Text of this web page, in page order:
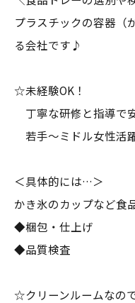
プラスチックの容器（
る会社です♪
☆未経験OK！
丁寧な研修と指導で
若手～ミドル女性活
＜具体的には…＞
かき氷のカップなど食
◆梱包・仕上げ
◆品質検査
☆クリーンルームなの